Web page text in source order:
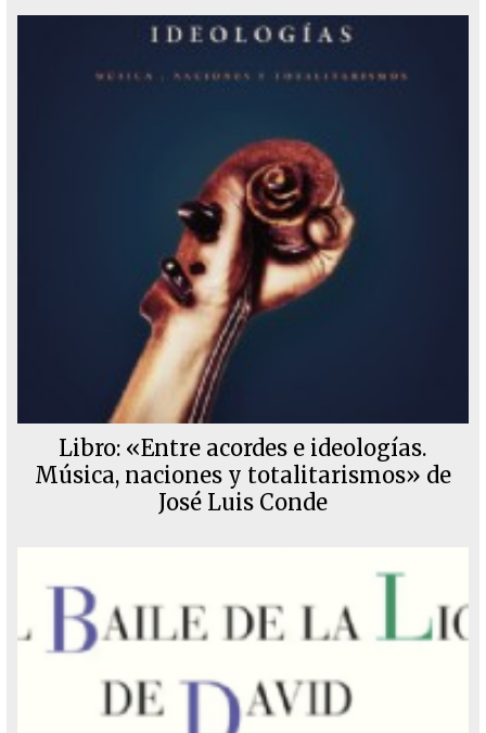
Libro: «Entre acordes e ideologías.
Música, naciones y totalitarismos» de
José Luis Conde